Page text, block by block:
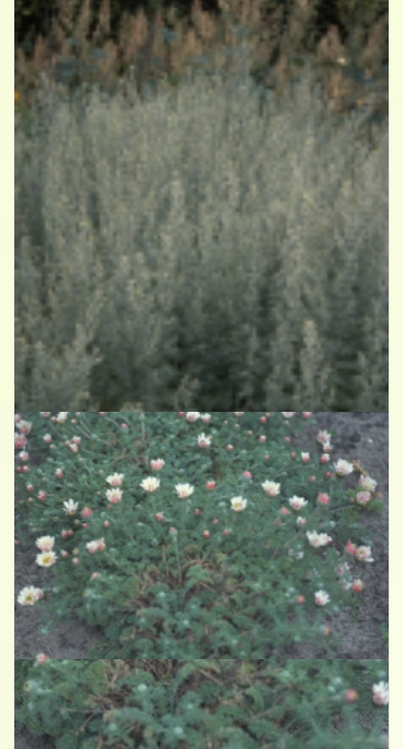
Absintalsem
Artemisia absinthium